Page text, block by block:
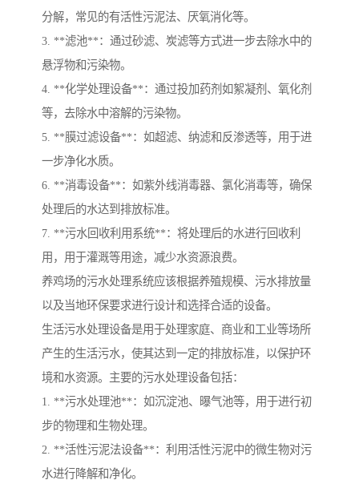
分解，常见的有活性污泥法、厌氧消化等。
3. **滤池**：通过砂滤、炭滤等方式进一步去除水中的
悬浮物和污染物。
4. **化学处理设备**：通过投加药剂如絮凝剂、氧化剂
等，去除水中溶解的污染物。
5. **膜过滤设备**：如超滤、纳滤和反渗透等，用于进
一步净化水质。
6. **消毒设备**：如紫外线消毒器、氯化消毒等，确保
处理后的水达到排放标准。
7. **污水回收利用系统**：将处理后的水进行回收利
用，用于灌溉等用途，减少水资源浪费。
养鸡场的污水处理系统应该根据养殖规模、污水排放量
以及当地环保要求进行设计和选择合适的设备。
生活污水处理设备是用于处理家庭、商业和工业等场所
产生的生活污水，使其达到一定的排放标准，以保护环
境和水资源。主要的污水处理设备包括：
1. **污水处理池**：如沉淀池、曝气池等，用于进行初
步的物理和生物处理。
2. **活性污泥法设备**：利用活性污泥中的微生物对污
水进行降解和净化。